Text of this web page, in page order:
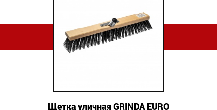
Щетка уличная GRINDA EURO